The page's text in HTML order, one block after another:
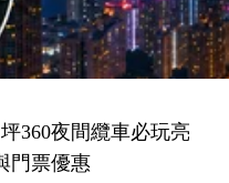
360夜間纜車必玩亮
門票優惠